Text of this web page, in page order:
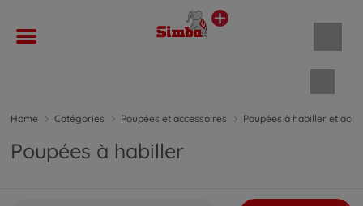
Home Catégories Poupées et accessoires Poupées à habiller et
Poupées à habiller